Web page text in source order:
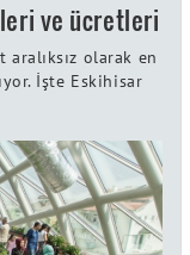
ve ücretleri
olarak en
İşte Eskihisar